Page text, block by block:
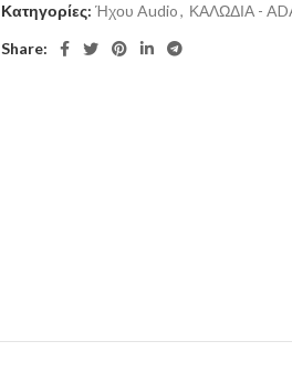
Κατηγορίες: Ήχου Audio, ΚΑΛΩΔΙΑ -
Share: